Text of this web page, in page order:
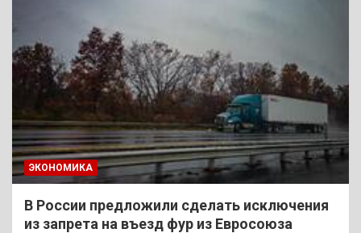
ЭКОНОМИКА
В России предложили сделать исключения
из запрета на въезд фур из Евросоюза